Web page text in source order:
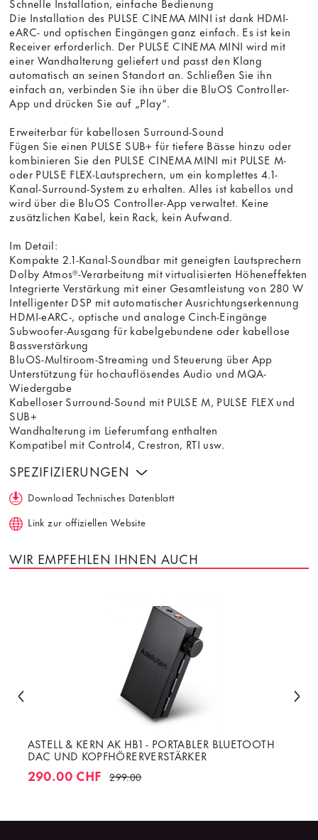
Die Installation des PULSE CINEMA MINI ist dank HDMI-
eARC- und optischen Eingängen ganz einfach. Es ist kein
Receiver erforderlich. Der PULSE CINEMA MINI wird mit
einer Wandhalterung geliefert und passt den Klang
automatisch an seinen Standort an. Schließen Sie ihn
einfach an, verbinden Sie ihn über die BluOS Controller-
App und drücken Sie auf „Play“.
Erweiterbar für kabellosen Surround-Sound
Fügen Sie einen PULSE SUB+ für tiefere Bässe hinzu oder
kombinieren Sie den PULSE CINEMA MINI mit PULSE M-
oder PULSE FLEX-Lautsprechern, um ein komplettes 4.1-
Kanal-Surround-System zu erhalten. Alles ist kabellos und
wird über die BluOS Controller-App verwaltet. Keine
zusätzlichen Kabel, kein Rack, kein Aufwand.
Im Detail:
Kompakte 2.1-Kanal-Soundbar mit geneigten Lautsprechern
Dolby Atmos®-Verarbeitung mit virtualisierten Höheneffekten
Integrierte Verstärkung mit einer Gesamtleistung von 280 W
Intelligenter DSP mit automatischer Ausrichtungserkennung
HDMI-eARC-, optische und analoge Cinch-Eingänge
Subwoofer-Ausgang für kabelgebundene oder kabellose
Bassverstärkung
BluOS-Multiroom-Streaming und Steuerung über App
Unterstützung für hochauflösendes Audio und MQA-
Wiedergabe
Kabelloser Surround-Sound mit PULSE M, PULSE FLEX und
SUB+
Wandhalterung im Lieferumfang enthalten
Kompatibel mit Control4, Crestron, RTI usw.
SPEZIFIZIERUNGEN
Download Technisches Datenblatt
Link zur offiziellen Website
WIR EMPFEHLEN IHNEN AUCH
ASTELL & KERN AK HB1 - PORTABLER BLUETOOTH
DAC UND KOPFHÖRERVERSTÄRKER
290.00 CHF 299.00